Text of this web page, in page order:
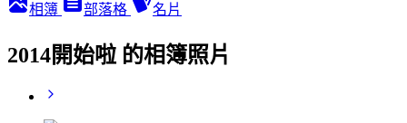
相簿 部落格 名片
2014開始啦 的相簿照片